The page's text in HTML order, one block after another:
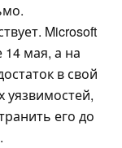
Microsoft
14 мая, а на
в свой
уязвимостей,
его до